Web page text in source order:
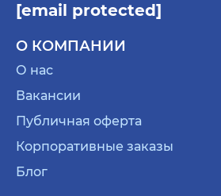
[email protected]
О КОМПАНИИ
О нас
Вакансии
Публичная оферта
Корпоративные заказы
Блог